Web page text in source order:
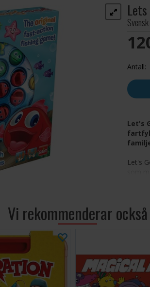
Antall:
Let's
Let's
som
runt
fylla
Vi rekommenderar också